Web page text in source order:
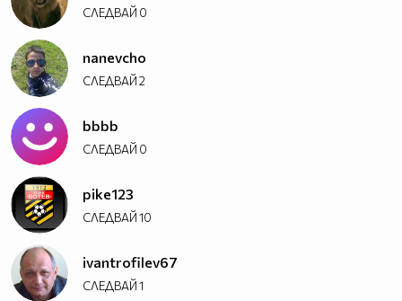
СЛЕДВАЙ 0
nanevcho
СЛЕДВАЙ2
bbbb
СЛЕДВАЙ 0
pike123
СЛЕДВАЙ10
ivantrofilev67
СЛЕДВАЙ1